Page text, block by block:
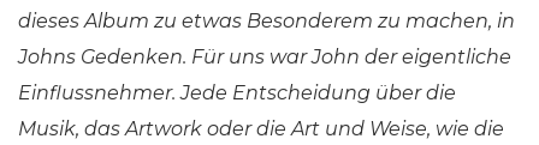
dieses Album zu etwas Besonderem zu machen, in
Johns Gedenken. Für uns war John der eigentliche
Einflussnehmer. Jede Entscheidung über die
Musik, das Artwork oder die Art und Weise, wie die